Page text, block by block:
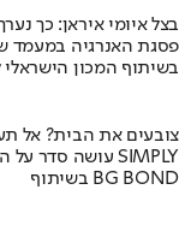
בצל איומי איראן: כך
פסגת האנרגיה במעמד
בשיתוף המכון הישראלי
צובעים את הבית? אל
מומחה BG BOND עושה סדר על המדפים ומציג את מותג הצבע SIMPLY
בשיתוף BG BOND